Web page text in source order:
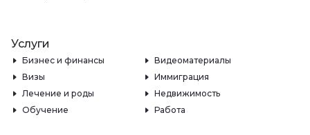
Услуги
Бизнес и финансы
Видеоматериалы
Визы
Иммиграция
Лечение и роды
Недвижимость
Обучение
Работа